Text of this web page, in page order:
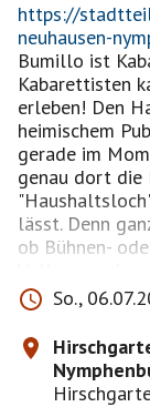
https://
neuhausen-
Bumillo ist
Kabarettisten
erleben! Den
heimischem
gerade im
genau dort die
lässt. Denn
ob Bühnen-
Vollgas nach
Alltags. Stand-
Familienvater
eindringlich
dabei
So.,